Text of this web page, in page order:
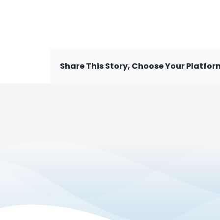
Share This Story, Choose Your